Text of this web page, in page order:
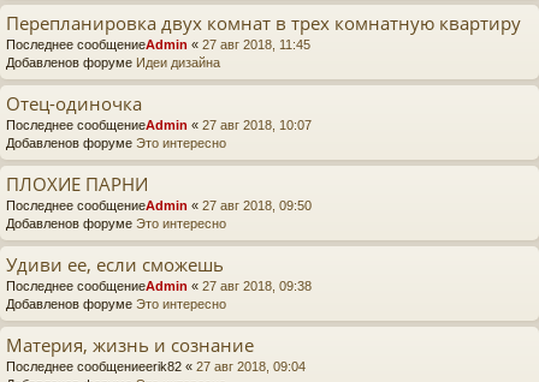
Перепланировка двух комнат в трех комнатную квартиру
Последнее сообщениеAdmin « 27 авг 2018, 11:45
Добавленов форуме Идеи дизайна
Отец-одиночка
Последнее сообщениеAdmin « 27 авг 2018, 10:07
Добавленов форуме Это интересно
ПЛОХИЕ ПАРНИ
Последнее сообщениеAdmin « 27 авг 2018, 09:50
Добавленов форуме Это интересно
Удиви ее, если сможешь
Последнее сообщениеAdmin « 27 авг 2018, 09:38
Добавленов форуме Это интересно
Материя, жизнь и сознание
Последнее сообщениеerik82 « 27 авг 2018, 09:04